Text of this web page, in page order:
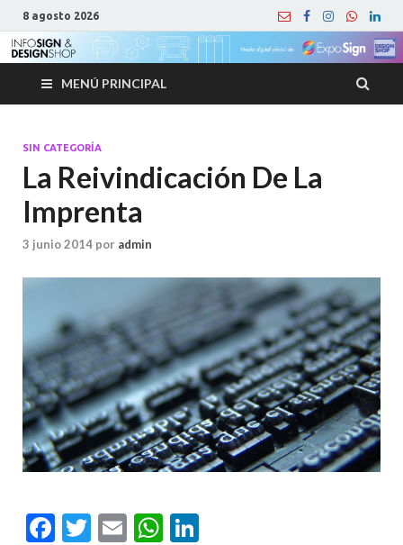
8 agosto 2026
MENÚ PRINCIPAL
SIN CATEGORÍA
La Reivindicación De La
Imprenta
3 junio 2014 por admin
F
T
E
W